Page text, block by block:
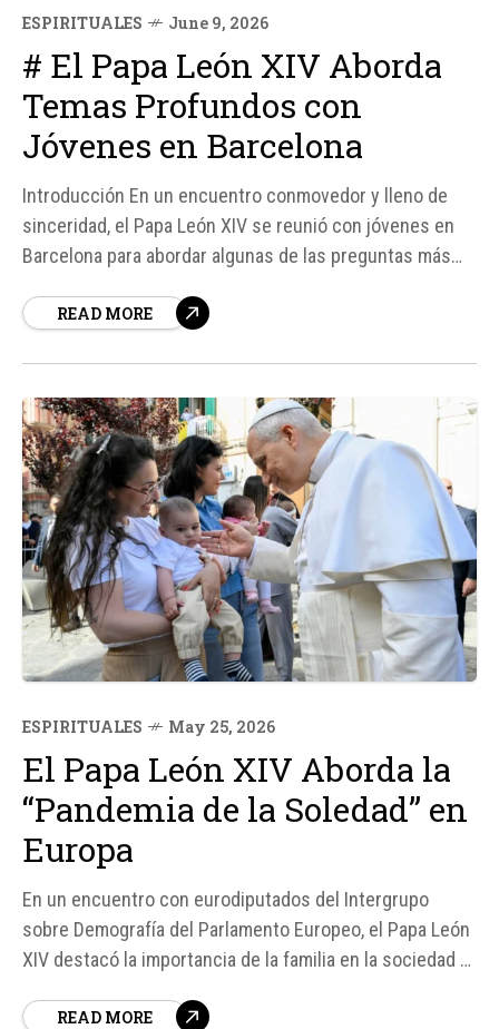
ESPIRITUALES June 9, 2026
# El Papa León XIV Aborda
Temas Profundos con
Jóvenes en Barcelona
Introducción En un encuentro conmovedor y lleno de
sinceridad, el Papa León XIV se reunió con jóvenes en
Barcelona para abordar algunas de las preguntas más
suicidio y el perdón. Durante una vigilia en el Estadio
READ MORE
ESPIRITUALES May 25, 2026
El Papa León XIV Aborda la
“Pandemia de la Soledad” en
Europa
En un encuentro con eurodiputados del Intergrupo
sobre Demografía del Parlamento Europeo, el Papa León
XIV destacó la importancia de la familia en la sociedad y
continente. Según el Santo Padre, la cuestión
READ MORE